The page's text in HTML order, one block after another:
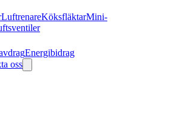
LuftrenareKöksfläktarMini-
Energibidrag
oss